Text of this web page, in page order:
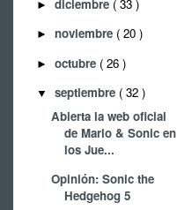
► diciembre ( 33 )
► noviembre ( 20 )
► octubre ( 26 )
▼ septiembre ( 32 )
Abierta la web oficial
de Mario & Sonic en
los Jue...
Opinión: Sonic the
Hedgehog 5